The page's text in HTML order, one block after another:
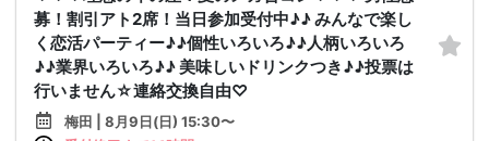
募！割引アト2席！当日参加受付中♪♪ みんなで楽し
く恋活パーティー♪♪個性いろいろ♪♪人柄いろいろ
♪♪業界いろいろ♪♪ 美味しいドリンクつき♪♪投票は
行いません☆連絡交換自由♡
梅田 | 8月9日(日) 15:30〜